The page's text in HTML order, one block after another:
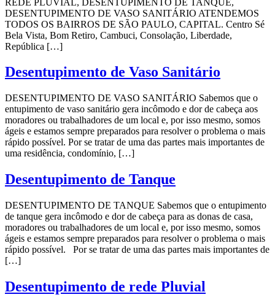
DESENTUPIMENTO DE VASO SANITÁRIO ATENDEMOS
TODOS OS BAIRROS DE SÃO PAULO, CAPITAL. Centro Sé
Bela Vista, Bom Retiro, Cambuci, Consolação, Liberdade,
República […]
Desentupimento de Vaso Sanitário
DESENTUPIMENTO DE VASO SANITÁRIO Sabemos que o
entupimento de vaso sanitário gera incômodo e dor de cabeça aos
moradores ou trabalhadores de um local e, por isso mesmo, somos
ágeis e estamos sempre preparados para resolver o problema o mais
rápido possível. Por se tratar de uma das partes mais importantes de
uma residência, condomínio, […]
Desentupimento de Tanque
DESENTUPIMENTO DE TANQUE Sabemos que o entupimento
de tanque gera incômodo e dor de cabeça para as donas de casa,
moradores ou trabalhadores de um local e, por isso mesmo, somos
ágeis e estamos sempre preparados para resolver o problema o mais
rápido possível. Por se tratar de uma das partes mais importantes de
[…]
Desentupimento de rede Pluvial